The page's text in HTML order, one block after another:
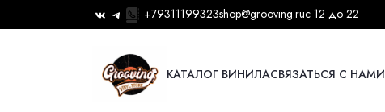
+79311199323shop@grooving.ruс 12 до 22
КАТАЛОГ ВИНИЛАСВЯЗАТЬСЯ С НАМИ